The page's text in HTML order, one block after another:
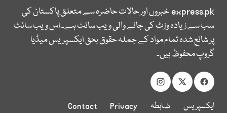
express.pkخبروں اور حالات حاضرہ سے متعلق پاکستان کی
سب سے زیادہ وزٹ کی جانے والی ویب سائٹ ہے۔ اس ویب سائٹ
پر شائع شدہ تمام مواد کے جملہ حقوق بحق ایکسپریس میڈیا
گروپ محفوظ ہیں۔
ایکسپریس
ضابطہ
Privacy
Contact